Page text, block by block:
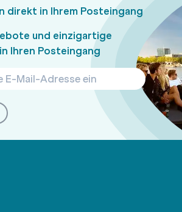
direkt in Ihrem Posteingang
und einzigartige
Ihren Posteingang